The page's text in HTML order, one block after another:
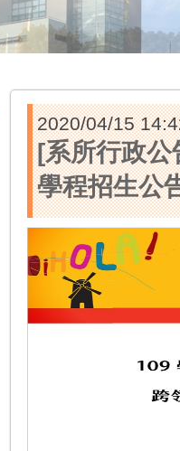
2020/04/15
[系所行政公
學程招生公